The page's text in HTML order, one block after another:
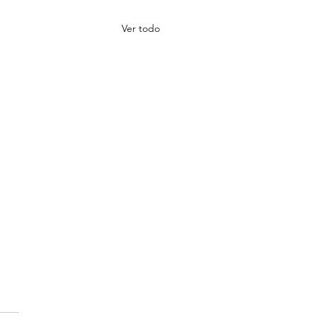
Ver todo